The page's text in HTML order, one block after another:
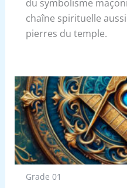
du symbolisme
chaîne spirituelle
pierres du temple.
Grade 01